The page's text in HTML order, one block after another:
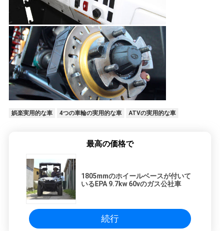
娯楽実用的な車 4つの車輪の実用的な車 ATVの実用的な車
最高の価格で
1805mmのホイールベースが付いて
いるEPA 9.7kw 60vのガス公社車
続行